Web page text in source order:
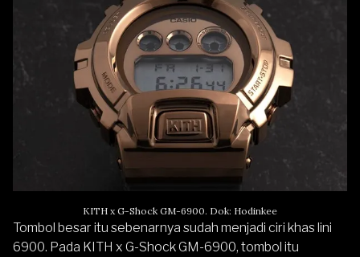
KITH x G-Shock GM-6900. Dok: Hodinkee
Tombol besar itu sebenarnya sudah menjadi ciri khas lini
6900. Pada KITH x G-ShockGM-6900, tombol itu